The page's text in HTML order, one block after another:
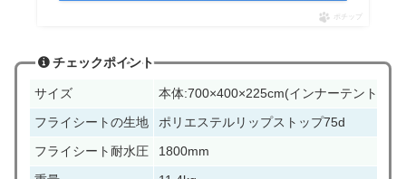
ポチップ
チェックポイント
サイズ
本体:700×400×225cm(インナーテント[別
フライシートの生地
ポリエステルリップストップ75d
フライシート耐水圧
1800mm